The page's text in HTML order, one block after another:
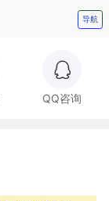
导航
QQ咨询